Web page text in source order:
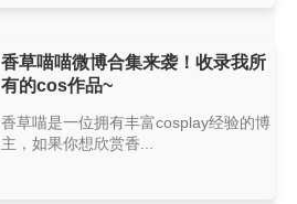
香草喵喵微博合集来袭！收录我所
有的cos作品~
香草喵是一位拥有丰富cosplay经验的博
主，如果你想欣赏香...